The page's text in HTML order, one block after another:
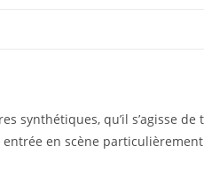
synthétiques, qu’il s’agisse
entrée en scène